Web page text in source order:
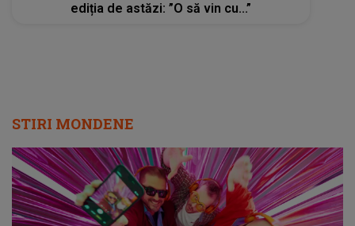
ediția de astăzi: ”O să vin cu...”
STIRI MONDENE